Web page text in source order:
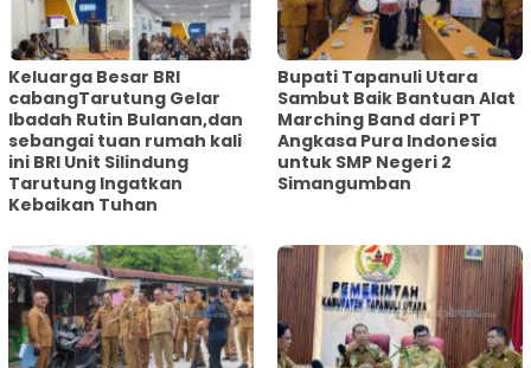
Keluarga Besar BRI
cabangTarutung Gelar
Ibadah Rutin Bulanan,dan
sebangai tuan rumah kali
ini BRI Unit Silindung
Tarutung Ingatkan
Kebaikan Tuhan
Bupati Tapanuli Utara
Sambut Baik Bantuan Alat
Marching Band dari PT
Angkasa Pura Indonesia
untuk SMP Negeri 2
Simangumban